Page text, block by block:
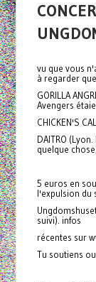
vu que vous
à regarder
GORILLA
Avengers
CHICKEN'S
DAITRO
quelque
5 euros en
l'expulsion du
suivi). infos
récentes sur
Tu soutiens